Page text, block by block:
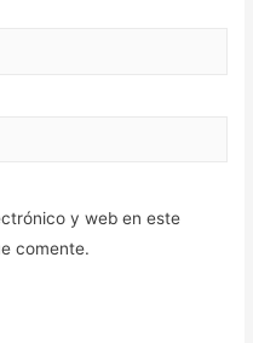
y web en este
comente.